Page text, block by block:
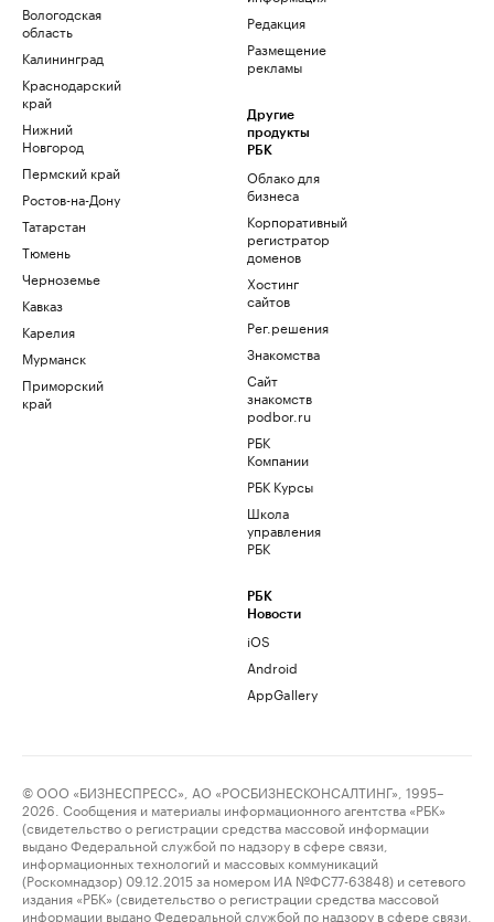
Вологодская
область
Калининград
Краснодарский
край
Нижний
Новгород
Пермский край
Ростов-на-Дону
Татарстан
Тюмень
Черноземье
Кавказ
Карелия
Мурманск
Приморский
край
Редакция
Размещение
рекламы
Другие
продукты
РБК
Облако для
бизнеса
Корпоративный
регистратор
доменов
Хостинг
сайтов
Рег.решения
Знакомства
Сайт
знакомств
podbor.ru
РБК
Компании
РБК Курсы
Школа
управления
РБК
РБК
Новости
iOS
Android
AppGallery
© ООО «БИЗНЕСПРЕСС», АО «РОСБИЗНЕСКОНСАЛТИНГ», 1995–
2026. Сообщения и материалы информационного агентства «РБК»
(свидетельство о регистрации средства массовой информации
выдано Федеральной службой по надзору в сфере связи,
информационных технологий и массовых коммуникаций
(Роскомнадзор) 09.12.2015 за номером ИА №ФС77-63848) и сетевого
издания «РБК» (свидетельство о регистрации средства массовой
информации выдано Федеральной службой по надзору в сфере связи,